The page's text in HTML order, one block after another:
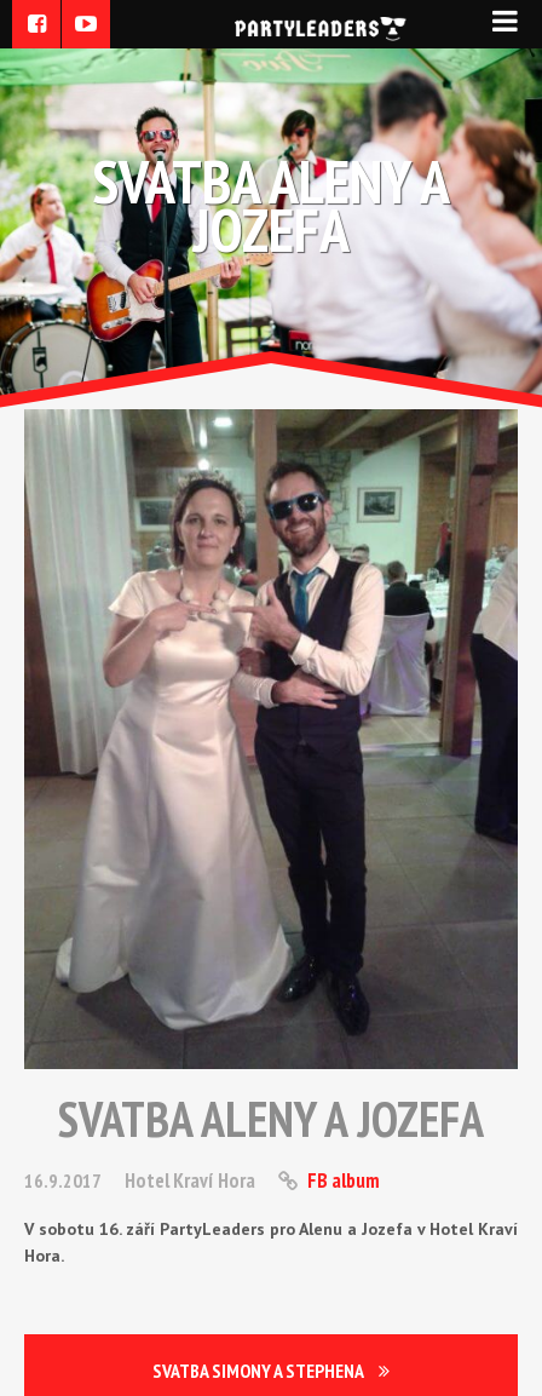
SVATBA ALENY A
JOZEFA
SVATBA ALENY A JOZEFA
16.9.2017 Hotel Kraví Hora FB album
V sobotu 16. září PartyLeaders pro Alenu a Jozefa v Hotel Kraví
Hora.
SVATBA SIMONY A STEPHENA